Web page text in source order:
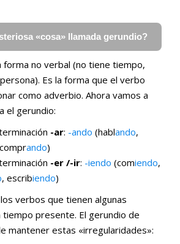
«cosa» llamada gerundio?
forma no verbal (no tiene tiempo,
Es la forma que el verbo
como adverbio. Ahora vamos a
el gerundio:
-ar: -ando (hablando,
ando)
-er /-ir: -iendo (comiendo,
, escribiendo)
verbos que tienen algunas
presente. El gerundio de
mantener estas «irregularidades»: